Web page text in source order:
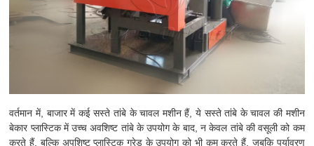
वर्तमान में, बाजार में कई सस्ते तांबे के चावल मशीन हैं, ये सस्ते तांबे के चावल की मशीन
बेकार प्लास्टिक में उच्च अवशिष्ट तांबे के उपयोग के बाद, न केवल तांबे की वसूली को कम
करते हैं, बल्कि अपशिष्ट प्लास्टिक ग्रेड के उपयोग को भी कम करते हैं, जबकि पर्यावरण